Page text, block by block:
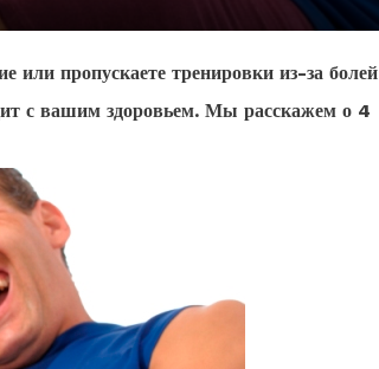
или пропускаете тренировки из-за болей
с вашим здоровьем. Мы расскажем о 4